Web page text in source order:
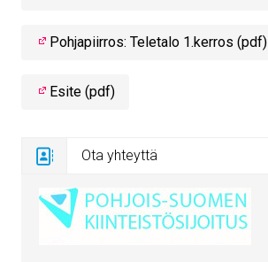
Pohjapiirros: Teletalo 1.kerros (pdf)
Esite (pdf)
Ota yhteyttä